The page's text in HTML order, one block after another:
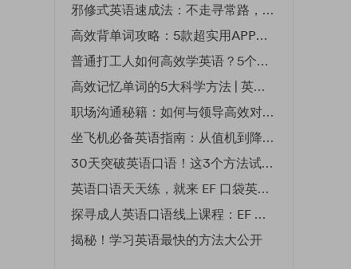
邪修式英语速成法：不走寻常路，英语战力狂飙！
高效背单词攻略：5款超实用APP推荐 | EF英孚教育
普通打工人如何高效学英语？5个实用技巧助你突破职场瓶颈
高效记忆单词的5大科学方法 | 英语学习必备技巧
职场沟通秘籍：如何与领导高效对话 | EF英孚职场指南
坐飞机必备英语指南：从值机到降落的全流程表达
30天突破英语口语！这3个方法试过的人都说有效
英语口语天天练，就来 EF 口袋英语微信小程序
探寻成人英语口语线上课程：EF 英孚教育凭什么领航
揭秘！学习英语最快的方法大公开